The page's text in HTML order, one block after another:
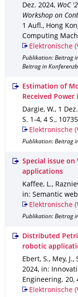
Dez. 2024, WoC
Workshop on
1 Aufl., Hong
Computing
Elektronische
Publikation: Beitrag
Beitrag in
Estimation of
Received
Dargie, W., 1
S. 1-4, 4 S.,
Elektronische
Publikation: Beitrag
Special issue
applications
Kaffee, L.,
in: Semantic web
Elektronische
Publikation: Beitrag
Distributed
robotic
Ebert, S., Mey,
2024, in:
Engineering. 20,
Elektronische